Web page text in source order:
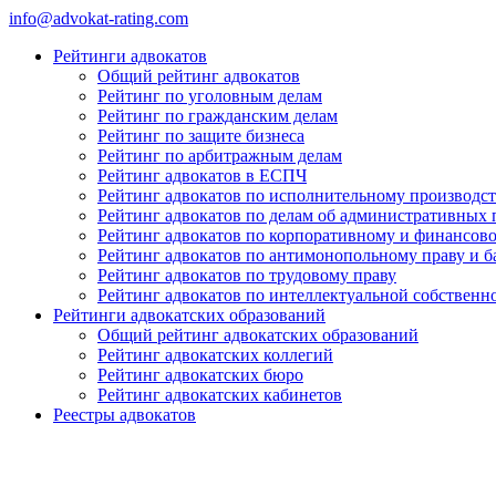
info@advokat-rating.com
Рейтинги адвокатов
Общий рейтинг адвокатов
Рейтинг по уголовным делам
Рейтинг по гражданским делам
Рейтинг по защите бизнеса
Рейтинг по арбитражным делам
Рейтинг адвокатов в ЕСПЧ
Рейтинг адвокатов по исполнительному
Рейтинг адвокатов по делам об административных
Рейтинг адвокатов по корпоративному и
Рейтинг адвокатов по антимонопольному праву и
Рейтинг адвокатов по трудовому праву
Рейтинг адвокатов по интеллектуальной
Рейтинги адвокатских образований
Общий рейтинг адвокатских образований
Рейтинг адвокатских коллегий
Рейтинг адвокатских бюро
Рейтинг адвокатских кабинетов
Реестры адвокатов